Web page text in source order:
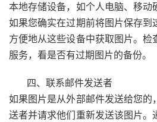
本地存储设备，如个人电脑、移动
如果您确实在过期前将图片保存到
方便地从这些设备中获取图片。检
服务，看是否有过期图片的备份。
四、联系邮件发送者
如果图片是从外部邮件发送给您的
送者并请求他们重新发送该图片。